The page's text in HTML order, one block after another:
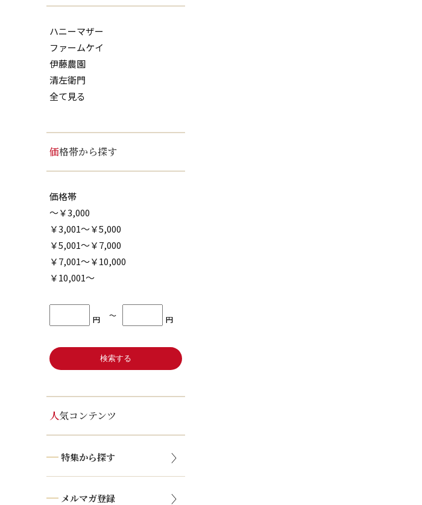
ハニーマザー
ファームケイ
伊藤農園
清左衛門
全て見る
価格帯から探す
価格帯
～￥3,000
￥3,001～￥5,000
￥5,001～￥7,000
￥7,001～￥10,000
￥10,001～
円 〜 円
人気コンテンツ
特集から探す
メルマガ登録